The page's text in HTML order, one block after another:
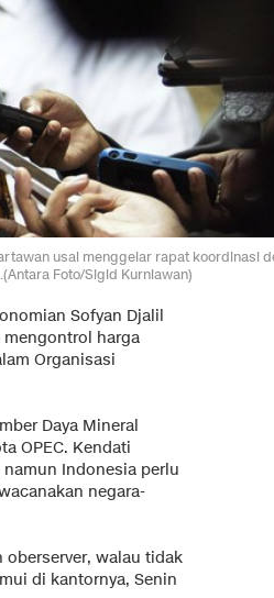
usai menggelar rapat koordinasi
Foto/Sigid Kurniawan)
Sofyan Djalil
harga
Organisasi
Daya Mineral
OPEC. Kendati
Indonesia perlu
negara-
oberserver, walau tidak
di kantornya, Senin